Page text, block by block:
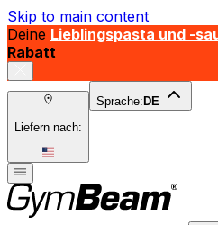
Skip to main content
Deine Lieblingspasta und -
Rabatt
Liefern nach:
Sprache: DE